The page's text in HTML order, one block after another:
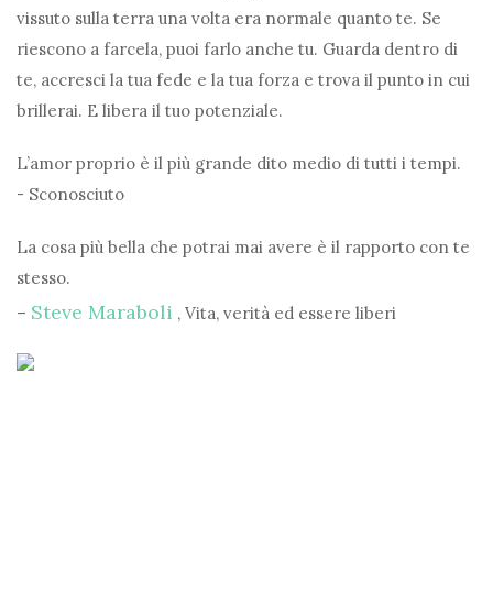
vissuto sulla terra una volta era normale quanto te. Se
riescono a farcela, puoi farlo anche tu. Guarda dentro di
te, accresci la tua fede e la tua forza e trova il punto in cui
brillerai. E libera il tuo potenziale.
L’amor proprio è il più grande dito medio di tutti i tempi.
- Sconosciuto
La cosa più bella che potrai mai avere è il rapporto con te
stesso.
– Steve Maraboli , Vita, verità ed essere liberi